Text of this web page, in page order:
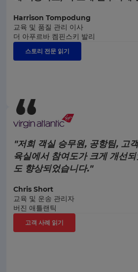
Harrison Tompodung
교육 및 품질 관리 이사
더 아푸르바 켐핀스키 발리
스토리 전문 읽기
"저희 객실 승무원, 공항팀, 고
육실에서 참여도가 크게 개선
도 향상되었습니다."
Chris Short
교육 및 운송 관리자
버진 애틀랜틱
고객 사례 읽기